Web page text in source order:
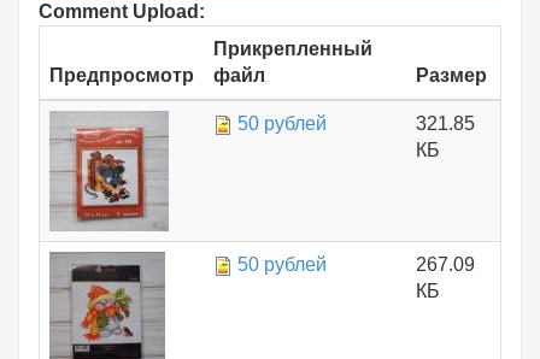
Comment Upload:
Предпросмотр
Прикрепленный
файл
Размер
50 рублей
321.85
КБ
50 рублей
267.09
КБ